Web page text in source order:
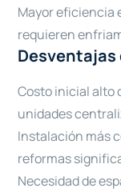
Mayor eficiencia
requieren
Costo inicial alto
unidades
Instalación más
reformas
Necesidad de